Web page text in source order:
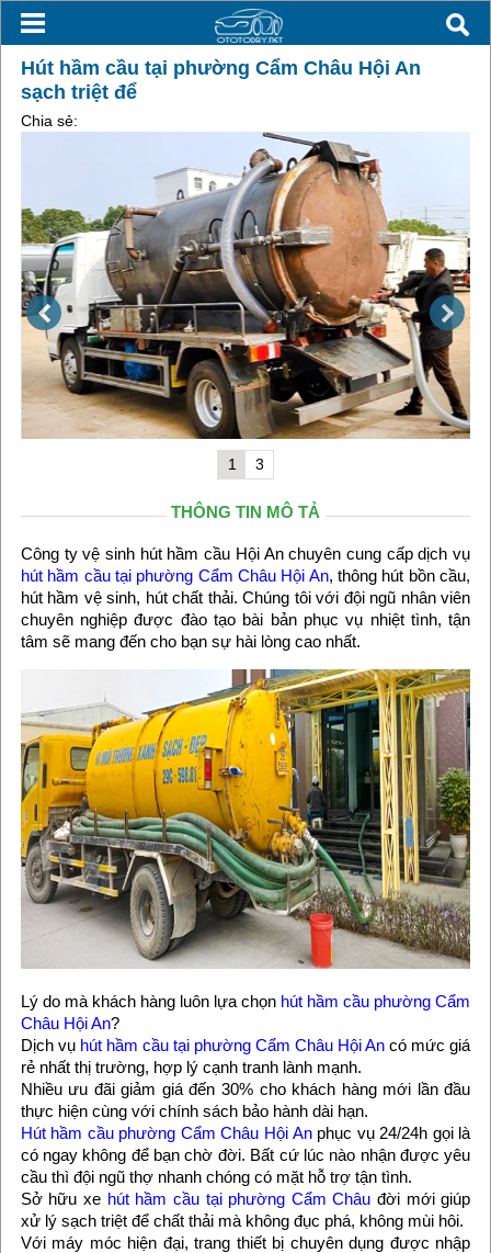
Hút hầm cầu tại phường Cẩm Châu Hội An
sạch triệt để
Chia sẻ:
1 3
THÔNG TIN MÔ TẢ
Công ty vệ sinh hút hầm cầu Hội An chuyên cung cấp dịch vụ
hút hầm cầu tại phường Cẩm Châu Hội An, thông hút bồn cầu,
hút hầm vệ sinh, hút chất thải. Chúng tôi với đội ngũ nhân viên
chuyên nghiệp được đào tạo bài bản phục vụ nhiệt tình, tận
tâm sẽ mang đến cho bạn sự hài lòng cao nhất.
Lý do mà khách hàng luôn lựa chọn hút hầm cầu phường Cẩm
Châu Hội An?
Dịch vụ hút hầm cầu tại phường Cẩm Châu Hội An có mức giá
rẻ nhất thị trường, hợp lý cạnh tranh lành mạnh.
Nhiều ưu đãi giảm giá đến 30% cho khách hàng mới lần đầu
thực hiện cùng với chính sách bảo hành dài hạn.
Hút hầm cầu phường Cẩm Châu Hội Anphục vụ 24/24h gọi là
có ngay không để bạn chờ đời. Bất cứ lúc nào nhận được yêu
cầu thì đội ngũ thợ nhanh chóng có mặt hỗ trợ tận tình.
Sở hữu xe hút hầm cầu tại phường Cẩm Châu đời mới giúp
xử lý sạch triệt để chất thải mà không đục phá, không mùi hôi.
Với máy móc hiện đại, trang thiết bị chuyên dụng được nhập